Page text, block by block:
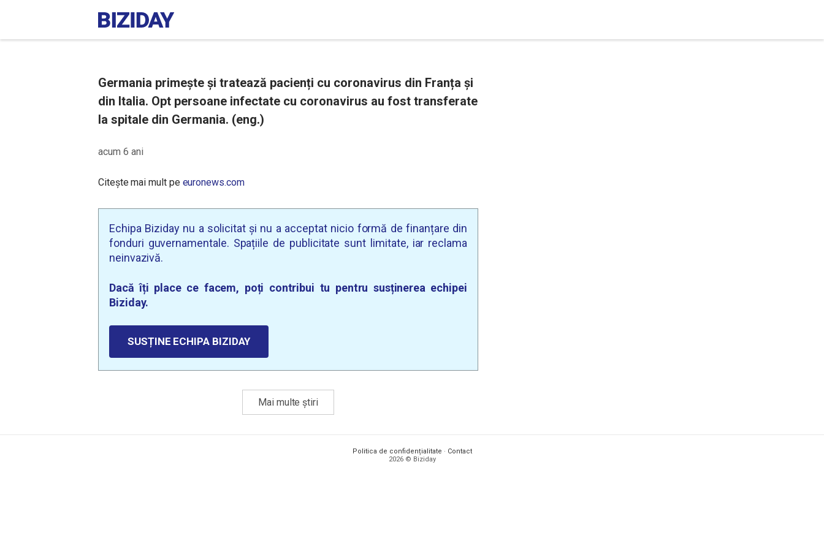
Germania primește și tratează pacienți cu coronavirus din Franța și
din Italia. Opt persoane infectate cu coronavirus au fost transferate
la spitale din Germania. (eng.)
acum 6 ani
Citește mai mult pe euronews.com
Echipa Biziday nu a solicitat și nu a acceptat nicio formă de finanțare din
fonduri guvernamentale. Spațiile de publicitate sunt limitate, iar reclama
neinvazivă.
Dacă îți place ce facem, poți contribui tu pentru susținerea echipei
Biziday.
SUSȚINE ECHIPA BIZIDAY
Mai multe știri
Politica de confidențialitate · Contact
2026 © Biziday